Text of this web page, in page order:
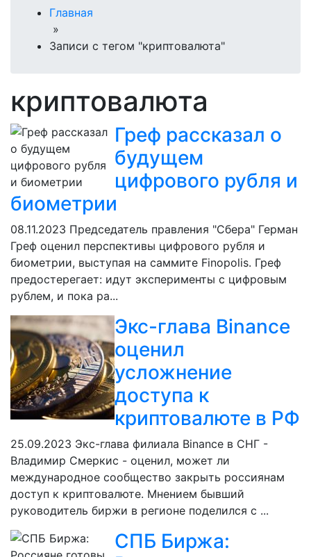
Главная
»
Записи с тегом "криптовалюта"
криптовалюта
Греф рассказал о
будущем
цифрового рубля и
биометрии
08.11.2023 Председатель правления "Сбера" Герман
Греф оценил перспективы цифрового рубля и
биометрии, выступая на саммите Finopolis. Греф
предостерегает: идут эксперименты с цифровым
рублем, и пока ра...
Экс-глава Binance
оценил
усложнение
доступа к
криптовалюте в РФ
25.09.2023 Экс-глава филиала Binance в СНГ -
Владимир Смеркис - оценил, может ли
международное сообщество закрыть россиянам
доступ к криптовалюте. Мнением бывший
руководитель биржи в регионе поделился с ...
СПБ Биржа: